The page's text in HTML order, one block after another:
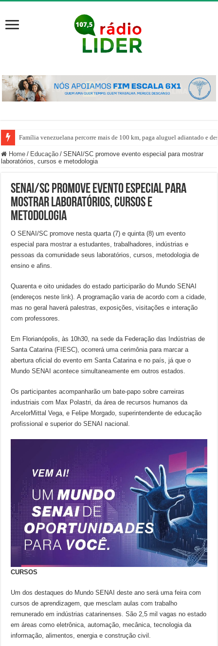
Família venezuelana percorre mais de 100 km, paga aluguel adiantado e
Home / Educação / SENAI/SC promove evento especial para mostrar
laboratórios, cursos e metodologia
SENAI/SC promove evento especial para
mostrar laboratórios, cursos e
metodologia
O SENAI/SC promove nesta quarta (7) e quinta (8) um evento
especial para mostrar a estudantes, trabalhadores, indústrias e
pessoas da comunidade seus laboratórios, cursos, metodologia de
ensino e afins.
Quarenta e oito unidades do estado participarão do Mundo SENAI
(endereços neste link). A programação varia de acordo com a cidade,
mas no geral haverá palestras, exposições, visitações e interação
com professores.
Em Florianópolis, às 10h30, na sede da Federação das Indústrias de
Santa Catarina (FIESC), ocorrerá uma cerimônia para marcar a
abertura oficial do evento em Santa Catarina e no país, já que o
Mundo SENAI acontece simultaneamente em outros estados.
Os participantes acompanharão um bate-papo sobre carreiras
industriais com Max Polastri, da área de recursos humanos da
ArcelorMittal Vega, e Felipe Morgado, superintendente de educação
profissional e superior do SENAI nacional.
CURSOS
Um dos destaques do Mundo SENAI deste ano será uma feira com
cursos de aprendizagem, que mesclam aulas com trabalho
remunerado em indústrias catarinenses. São 2,5 mil vagas no estado
em áreas como eletrônica, automação, mecânica, tecnologia da
informação, alimentos, energia e construção civil.